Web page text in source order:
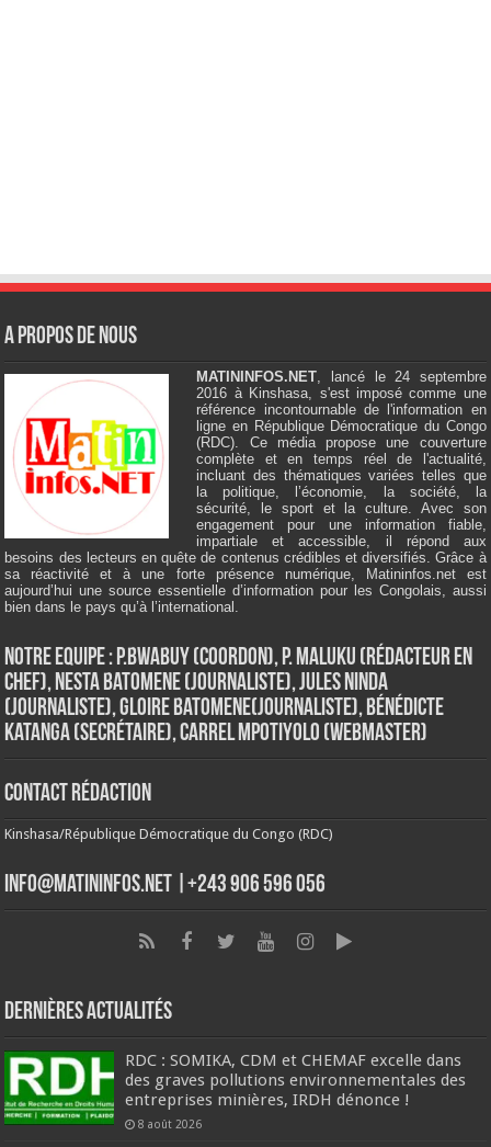
A Propos de Nous
MATININFOS.NET, lancé le 24 septembre
2016 à Kinshasa, s'est imposé comme une
référence incontournable de l'information en
ligne en République Démocratique du Congo
(RDC). Ce média propose une couverture
complète et en temps réel de l'actualité,
incluant des thématiques variées telles que
la politique, l’économie, la société, la
sécurité, le sport et la culture. Avec son
engagement pour une information fiable,
impartiale et accessible, il répond aux
besoins des lecteurs en quête de contenus crédibles et diversifiés. Grâce à
sa réactivité et à une forte présence numérique, Matininfos.net est
aujourd’hui une source essentielle d’information pour les Congolais, aussi
bien dans le pays qu’à l’international.
Notre Equipe : P.Bwabuy (Coordon), P. Maluku (Rédacteur en
Chef), Nesta Batomene (Journaliste), Jules Ninda
(Journaliste), Gloire Batomene(Journaliste), Bénédicte
Katanga (Secrétaire), Carrel Mpotiyolo (Webmaster)
Contact Rédaction
Kinshasa/République Démocratique du Congo (RDC)
info@matininfos.net |+243 906 596 056
Dernières Actualités
RDC : SOMIKA, CDM et CHEMAF excelle dans
des graves pollutions environnementales des
entreprises minières, IRDH dénonce !
8 août 2026